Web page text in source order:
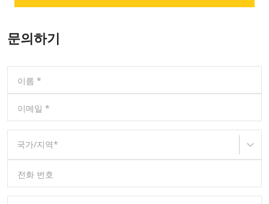
문의하기
이름 *
이메일 *
국가/지역*
전화 번호